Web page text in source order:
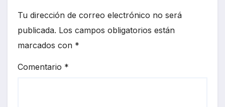
Tu dirección de correo electrónico no será
publicada. Los campos obligatorios están
marcados con *
Comentario *